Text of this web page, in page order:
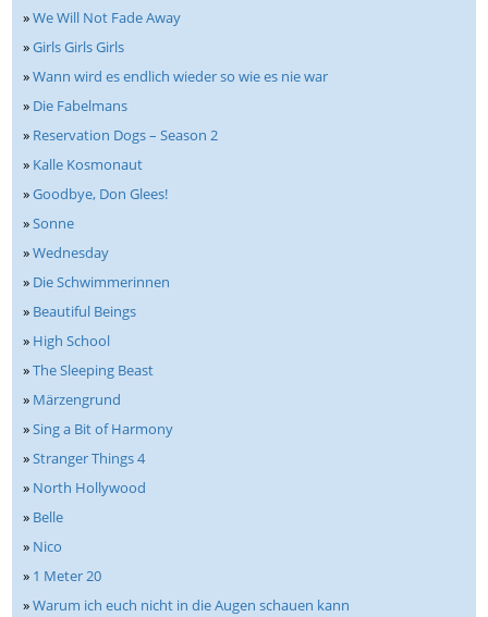
»We Will Not Fade Away
»Girls Girls Girls
»Wann wird es endlich wieder so wie es nie war
» Die Fabelmans
» Reservation Dogs – Season 2
» Kalle Kosmonaut
»Goodbye, Don Glees!
»Sonne
»Wednesday
» Die Schwimmerinnen
» Beautiful Beings
» High School
»The Sleeping Beast
» Märzengrund
»Sing a Bit of Harmony
»Stranger Things 4
» North Hollywood
» Belle
» Nico
» 1 Meter 20
»Warum ich euch nicht in die Augen schauen kann